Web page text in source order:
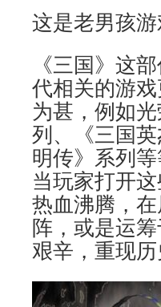
这是老男孩
《三国》这
代相关的游
为甚，例如
列、《三国
明传》系列
当玩家打开
热血沸腾，
阵，或是运
艰辛，重现